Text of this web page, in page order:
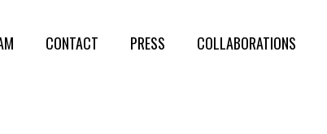
CONTACT PRESS COLLABORATIONS